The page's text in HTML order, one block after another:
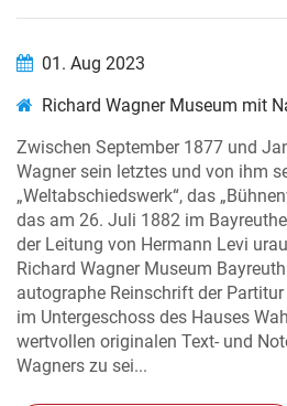
01. Aug 2023
Richard Wagner Museum mit
Zwischen September 1877 und
Wagner sein letztes und von ihm
„Weltabschiedswerk“, das
das am 26. Juli 1882 im
der Leitung von Hermann Levi
Richard Wagner Museum
autographe Reinschrift der
im Untergeschoss des Hauses
wertvollen originalen Text- und
Wagners zu sei...